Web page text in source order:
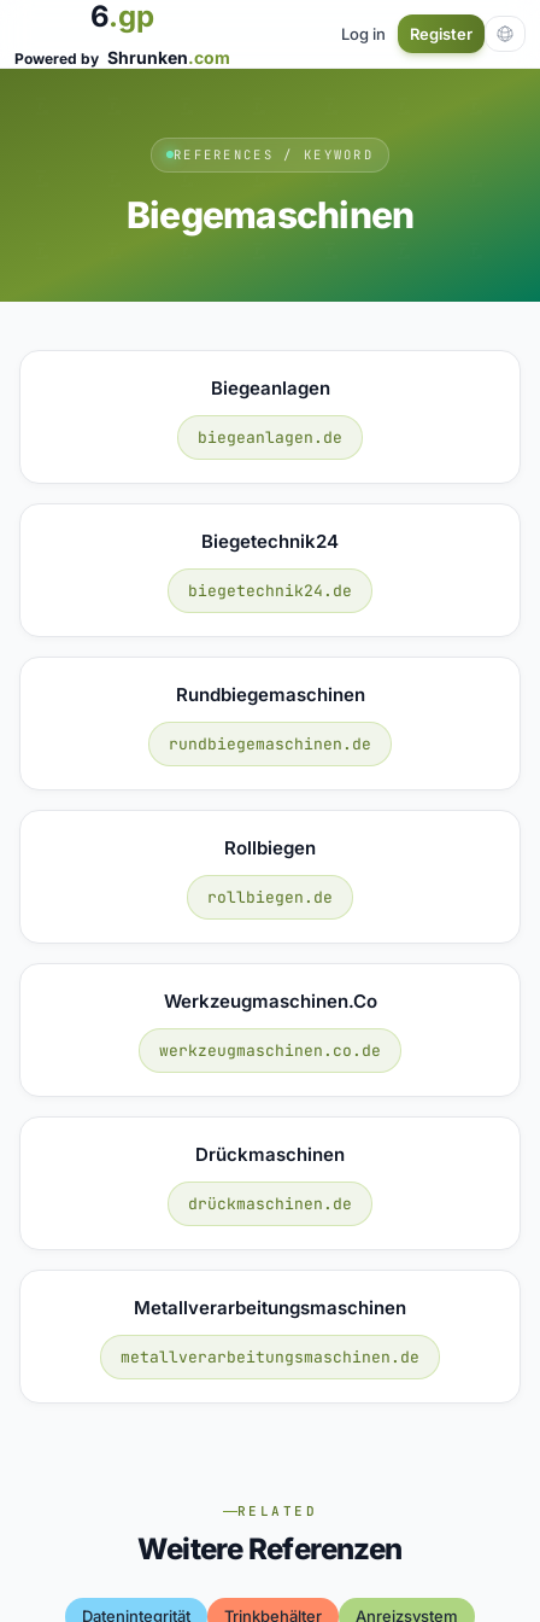
6.gp
Powered by Shrunken.com
Log in Register
REFERENCES / KEYWORD
Biegemaschinen
Biegeanlagen
biegeanlagen.de
Biegetechnik24
biegetechnik24.de
Rundbiegemaschinen
rundbiegemaschinen.de
Rollbiegen
rollbiegen.de
Werkzeugmaschinen.co
werkzeugmaschinen.co.de
Drückmaschinen
drückmaschinen.de
Metallverarbeitungsmaschinen
metallverarbeitungsmaschinen.de
RELATED
Weitere Referenzen
Datenintegrität Trinkbehälter Anreizsystem